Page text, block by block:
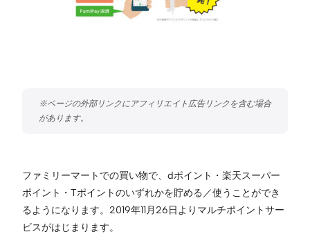
ファミリーマートでの買い物で、dポイント・楽天スーパー
ポイント・Tポイントのいずれかを貯める／使うことができ
るようになります。2019年11月26日よりマルチポイントサー
ビスがはじまります。